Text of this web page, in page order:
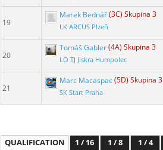
19
Marek Bednář(3C) Skupina 3
LK ARCUS Plzeň
20
Tomáš Gabler(4A) Skupina 3
LO TJ Jiskra Humpolec
21
Marc Macaspac(5D) Skupina 3
SK Start Praha
QUALIFICATION 1 / 16 1 / 8 1 / 4